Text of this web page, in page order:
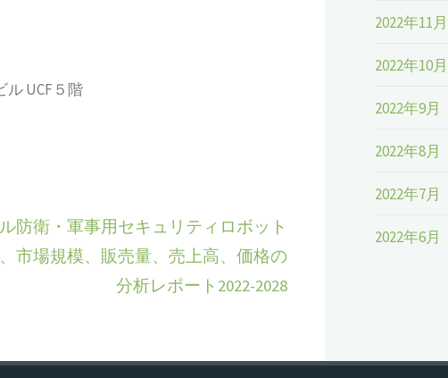
ル UCF５階
防衛・軍事用セキュリティロボット
市場規模、販売量、売上高、価格の
分析レポート2022-2028
2022年11月
2022年10月
2022年9月
2022年8月
2022年7月
2022年6月